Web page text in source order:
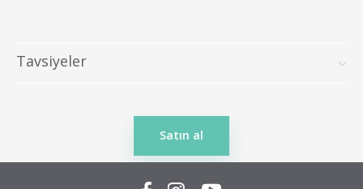
Tavsiyeler
Satın al